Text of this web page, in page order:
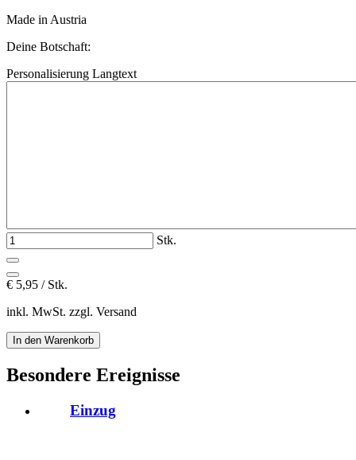
Made in Austria
Deine Botschaft:
Personalisierung Langtext
Stk.
€ 5,95 / Stk.
inkl. MwSt. zzgl. Versand
Besondere Ereignisse
Einzug